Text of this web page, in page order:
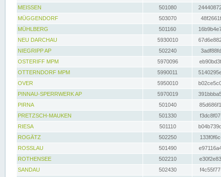
MEISSEN
501080
MÜGGENDORF
503070
MÜHLBERG
501160
NEU DARCHAU
5930010
NIEGRIPP AP
502240
OSTERIFF MPM
5970096
OTTERNDORF MPM
5990011
OVER
5950010
PINNAU-SPERRWERK AP
5970019
PIRNA
501040
PRETZSCH-MAUKEN
501330
RIESA
501110
ROGÄTZ
502250
ROSSLAU
501490
ROTHENSEE
502210
SANDAU
502430